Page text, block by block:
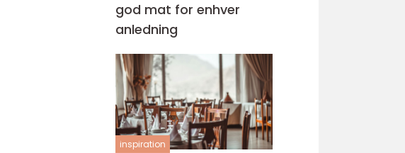
god mat for enhver
anledning
inspiration